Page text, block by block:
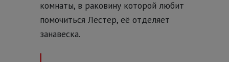
комнаты, в раковину которой любит
помочиться Лестер, её отделяет
занавеска.